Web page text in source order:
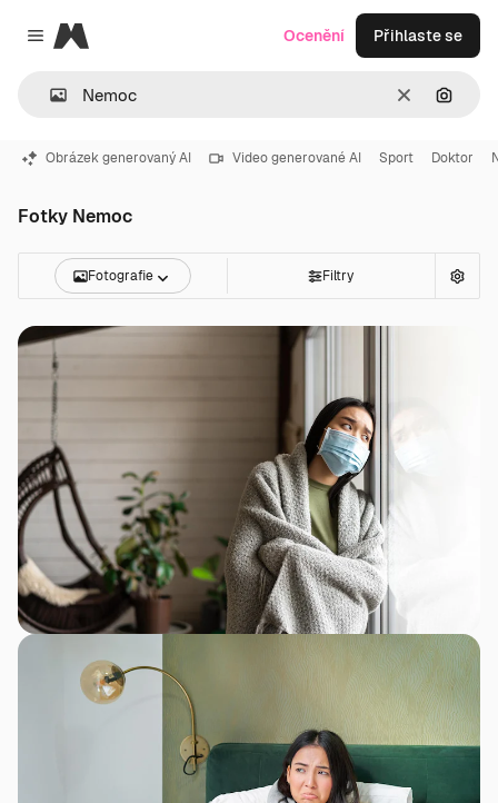
Close menu
Magnific
ZrušitHledat
Ocenění Přihlaste se
Obrázek generovaný AI Video generované AI Sport Doktor
Fotky Nemoc
Fotografie Filtry